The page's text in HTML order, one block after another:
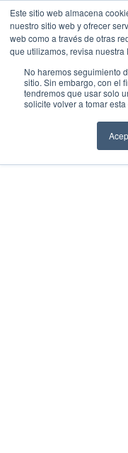
Este sitio web almacena
nuestro sitio web y ofrecer
web como a través de otras
que utilizamos, revisa nuestra
No haremos seguimiento
sitio. Sin embargo, con el
tendremos que usar solo
solicite volver a tomar